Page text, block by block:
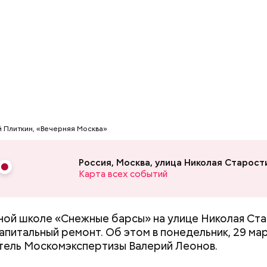
на качелях и
какие
в России
День арбуза и День поцелуев
с зеркалом: какие праздники
отмечают в России и мире 3
Плиткин, «Вечерняя Москва»
Россия, Москва, улица Николая
Карта всех событий
школе «Снежные барсы» на улице Николая
ремонт. Об этом в понедельник, 29
Москомэкспертизы Валерий Леонов.